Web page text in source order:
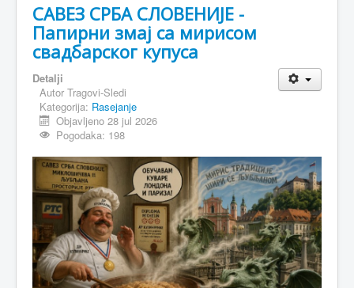
САВЕЗ СРБА СЛОВЕНИЈЕ -
Папирни змај са мирисом
свадбарског купуса
Detalji
Autor Tragovi-Sledi
Kategorija: Rasejanje
Objavljeno 28 jul 2026
Pogodaka: 198